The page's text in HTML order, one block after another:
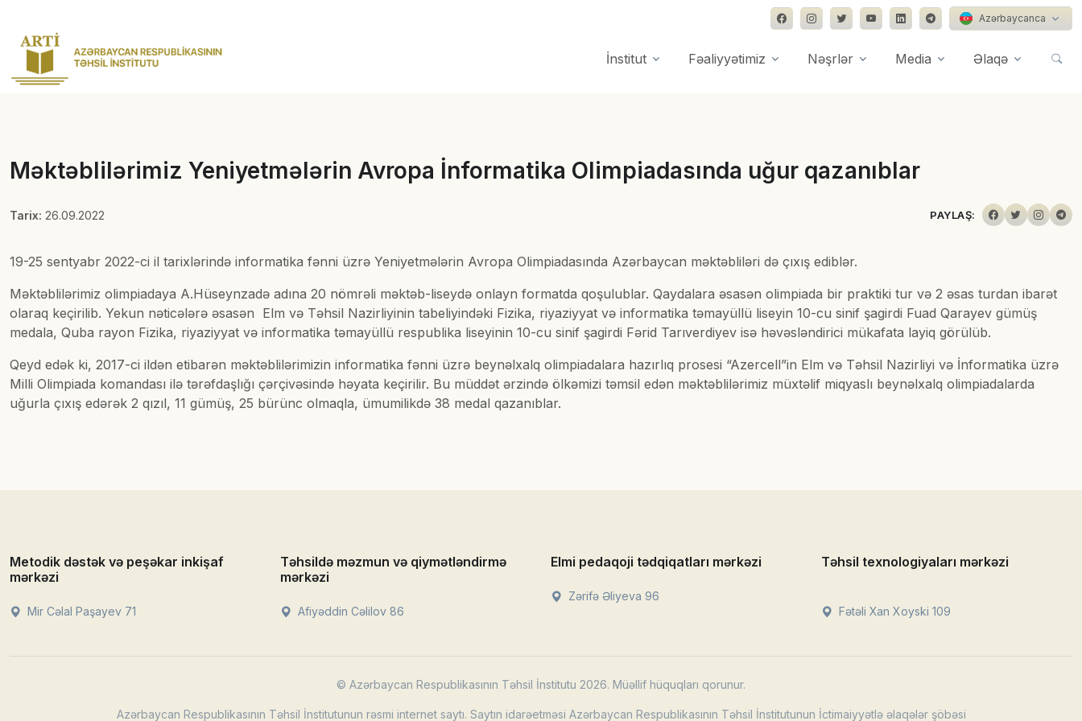
Azərbaycanca
İnstitut Fəaliyyətimiz Nəşrlər Media Əlaqə
Məktəblilərimiz Yeniyetmələrin Avropa İnformatika Olimpiadasında uğur qazanıblar
Tarix: 26.09.2022 PAYLAŞ:
19-25 sentyabr 2022-ci il tarixlərində informatika fənni üzrə Yeniyetmələrin Avropa Olimpiadasında Azərbaycan məktəbliləri də çıxış ediblər.
Məktəblilərimiz olimpiadaya A.Hüseynzadə adına 20 nömrəli məktəb-liseydə onlayn formatda qoşulublar. Qaydalara əsasən olimpiada bir praktiki tur və 2 əsas turdan ibarət
olaraq keçirilib. Yekun nəticələrə əsasən Elm və Təhsil Nazirliyinin tabeliyindəki Fizika, riyaziyyat və informatika təmayüllü liseyin 10-cu sinif şagirdi Fuad Qarayev gümüş
medala, Quba rayon Fizika, riyaziyyat və informatika təmayüllü respublika liseyinin 10-cu sinif şagirdi Fərid Tarıverdiyev isə həvəsləndirici mükafata layiq görülüb.
Qeyd edək ki, 2017-ci ildən etibarən məktəblilərimizin informatika fənni üzrə beynəlxalq olimpiadalara hazırlıq prosesi “Azercell”in Elm və Təhsil Nazirliyi və İnformatika üzrə
Milli Olimpiada komandası ilə tərəfdaşlığı çərçivəsində həyata keçirilir. Bu müddət ərzində ölkəmizi təmsil edən məktəblilərimiz müxtəlif miqyaslı beynəlxalq olimpiadalarda
uğurla çıxış edərək 2 qızıl, 11 gümüş, 25 bürünc olmaqla, ümumilikdə 38 medal qazanıblar.
Metodik dəstək və peşəkar inkişaf
mərkəzi
Mir Cəlal Paşayev 71
Təhsildə məzmun və qiymətləndirmə
mərkəzi
Afiyəddin Cəlilov 86
Elmi pedaqoji tədqiqatları mərkəzi
Zərifə Əliyeva 96
Təhsil texnologiyaları mərkəzi
Fətəli Xan Xoyski 109
© Azərbaycan Respublikasının Təhsil İnstitutu 2026. Müəllif hüquqları qorunur.
Azərbaycan Respublikasının Təhsil İnstitutunun rəsmi internet saytı. Saytın idarəetməsi Azərbaycan Respublikasının Təhsil İnstitutunun İctimaiyyətlə əlaqələr şöbəsi